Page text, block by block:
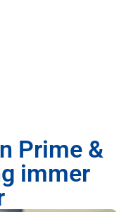
Prime &
immer